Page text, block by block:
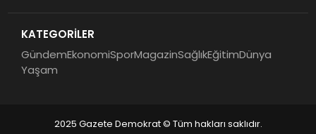
KATEGORİLER
GündemEkonomiSporMagazinSağlıkEğitimDünya
Yaşam
2025 Gazete Demokrat © Tüm hakları saklıdır.